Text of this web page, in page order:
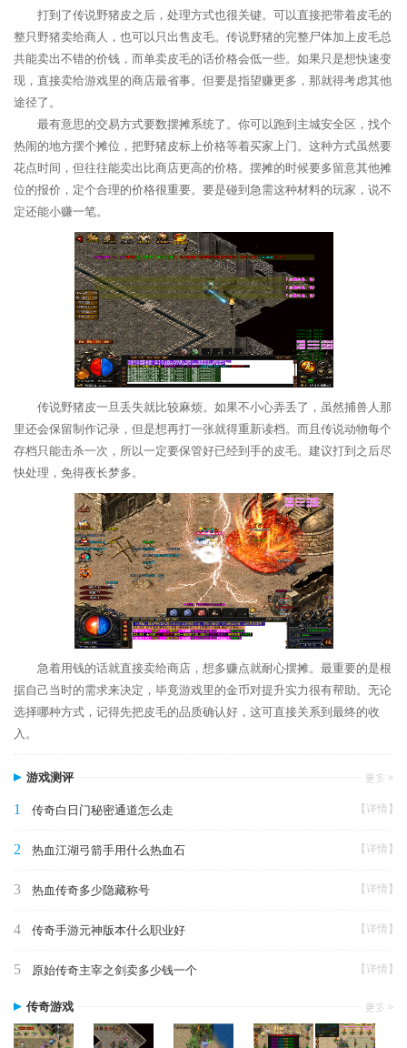
打到了传说野猪皮之后，处理方式也很关键。可以直接把带着皮毛的
整只野猪卖给商人，也可以只出售皮毛。传说野猪的完整尸体加上皮毛总
共能卖出不错的价钱，而单卖皮毛的话价格会低一些。如果只是想快速变
现，直接卖给游戏里的商店最省事。但要是指望赚更多，那就得考虑其他
途径了。
最有意思的交易方式要数摆摊系统了。你可以跑到主城安全区，找个
热闹的地方摆个摊位，把野猪皮标上价格等着买家上门。这种方式虽然要
花点时间，但往往能卖出比商店更高的价格。摆摊的时候要多留意其他摊
位的报价，定个合理的价格很重要。要是碰到急需这种材料的玩家，说不
定还能小赚一笔。
传说野猪皮一旦丢失就比较麻烦。如果不小心弄丢了，虽然捕兽人那
里还会保留制作记录，但是想再打一张就得重新读档。而且传说动物每个
存档只能击杀一次，所以一定要保管好已经到手的皮毛。建议打到之后尽
快处理，免得夜长梦多。
急着用钱的话就直接卖给商店，想多赚点就耐心摆摊。最重要的是根
据自己当时的需求来决定，毕竟游戏里的金币对提升实力很有帮助。无论
选择哪种方式，记得先把皮毛的品质确认好，这可直接关系到最终的收
入。
游戏测评
1 传奇白日门秘密通道怎么走 【详情】
2 热血江湖弓箭手用什么热血石 【详情】
3 热血传奇多少隐藏称号 【详情】
4 传奇手游元神版本什么职业好 【详情】
5 原始传奇主宰之剑卖多少钱一个 【详情】
传奇游戏